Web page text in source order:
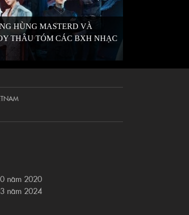
HÙNG MASTERD VÀ
THÂU TÓM CÁC BXH NHẠC
năm 2020
năm 2024